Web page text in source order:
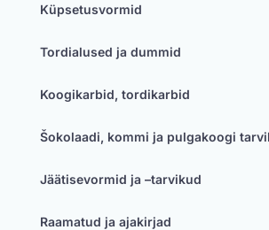
Küpsetusvormid
Tordialused ja dummid
Koogikarbid, tordikarbid
Šokolaadi, kommi ja pulgakoogi
Jäätisevormid ja –tarvikud
Raamatud ja ajakirjad